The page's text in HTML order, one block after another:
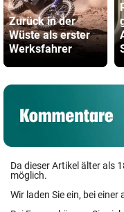
Zurück in der
Wüste als erster
Werksfahrer
Da dieser Artikel älter als
möglich.
Wir laden Sie ein, bei